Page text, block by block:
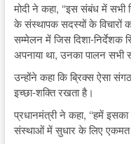
मोदी ने कहा, ‘‘इस संबंध में सभी
के संस्थापक सदस्यों के विचारों
सम्मेलन में जिस दिशा-निर्देशक
अपनाया था, उनका पालन सभी
उन्होंने कहा कि ब्रिक्स ऐसा
इच्छा-शक्ति रखता है।
प्रधानमंत्री ने कहा, ‘‘हमें
संस्थाओं में सुधार के लिए एकमत